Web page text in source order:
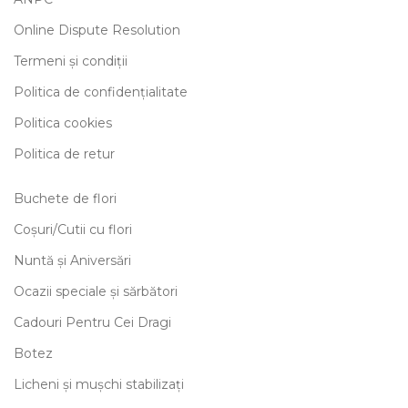
Online Dispute Resolution
Termeni și condiții
Politica de confidențialitate
Politica cookies
Politica de retur
Buchete de flori
Coșuri/Cutii cu flori
Nuntă și Aniversări
Ocazii speciale și sărbători
Cadouri Pentru Cei Dragi
Botez
Licheni și mușchi stabilizați